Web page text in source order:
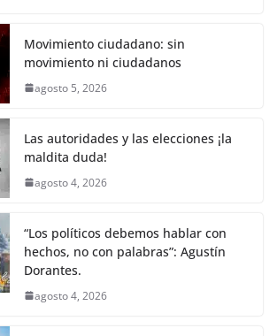
s
A
p
y
Li
k
gr
a
e
Movimiento ciudadano: sin
movimiento ni ciudadanos
agosto 5, 2026
Las autoridades y las elecciones ¡la
maldita duda!
agosto 4, 2026
“Los políticos debemos hablar con
hechos, no con palabras”: Agustín
Dorantes.
agosto 4, 2026